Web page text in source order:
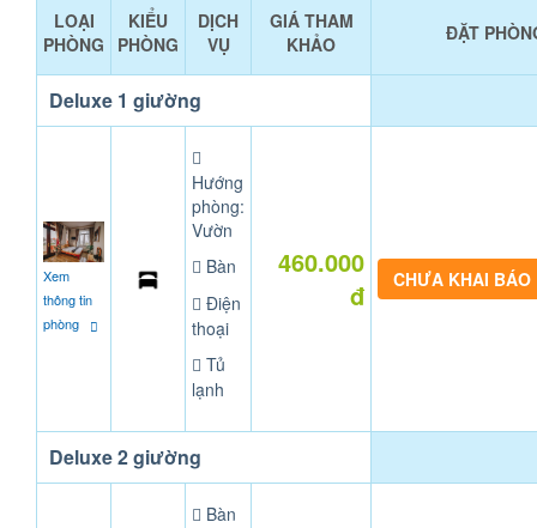
LOẠI
PHÒNG
KIỂU
PHÒNG
DỊCH
VỤ
GIÁ THAM
KHẢO
ĐẶT
Deluxe 1 giường
Xem
thông tin
phòng
Hướng
phòng:
Vườn
Bàn
Điện
thoại
Tủ
lạnh
460.000
đ
CHƯA KHAI BÁO
Deluxe 2 giường
Bàn